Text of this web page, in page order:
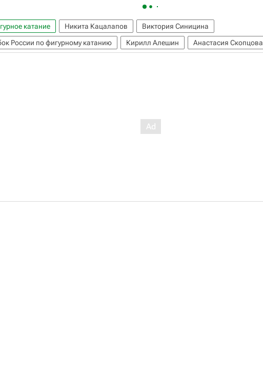
катание Никита Кацалапов
Виктория Синицина
России по фигурному катанию
Кирилл Алешин Анастасия Скопцова